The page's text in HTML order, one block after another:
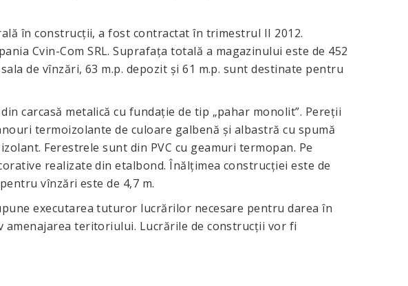
în construcţii, a fost contractat în trimestrul II 2012.
Cvin-Com SRL. Suprafaţa totală a magazinului este de 452
de vînzări, 63 m.p. depozit şi 61 m.p. sunt destinate pentru
carcasă metalică cu fundaţie de tip „pahar monolit”. Pereţii
termoizolante de culoare galbenă şi albastră cu spumă
Ferestrele sunt din PVC cu geamuri termopan. Pe
realizate din etalbond. Înălţimea construcţiei este de
vînzări este de 4,7 m.
executarea tuturor lucrărilor necesare pentru darea în
amenajarea teritoriului. Lucrările de construcţii vor fi